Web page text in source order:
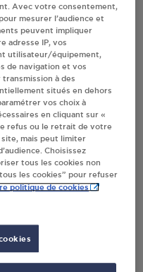
SOLLIES
Avec votre consentement,
mesurer l’audience et
peuvent impliquer
adresse IP, vos
utilisateur/équipement,
de navigation et vos
à des
situés en dehors
vos choix à
en cliquant sur «
refus ou le retrait de votre
site, mais peut limiter
Choisissez
tous les cookies non
les cookies” pour refuser
politique de cookies